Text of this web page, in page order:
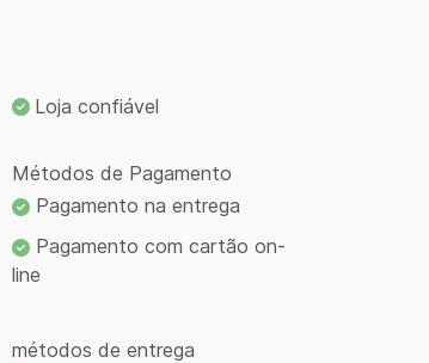
Loja confiável
Métodos de Pagamento
Pagamento na entrega
Pagamento com cartão on-
line
métodos de entrega